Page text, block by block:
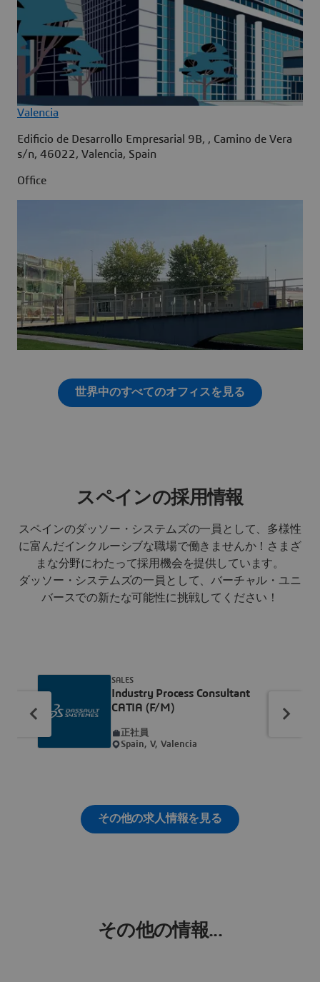
Valencia
Edificio de Desarrollo Empresarial 9B, , Camino de Vera
s/n, 46022, Valencia, Spain
Office
世界中のすべてのオフィスを見る
スペインの採用情報
スペインのダッソー・システムズの一員として、多様性
に富んだインクルーシブな職場で働きませんか！さまざ
まな分野にわたって採用機会を提供しています。
ダッソー・システムズの一員として、バーチャル・ユニ
バースでの新たな可能性に挑戦してください！
Industry Process Consultant
CATIA (F/M)
SALES
正社員
Spain, V, Valencia
その他の求人情報を見る
その他の情報...